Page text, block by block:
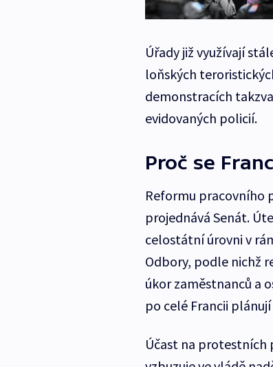
Úřady již využívají
loňských
demonstracích
evidovaných policií.
Proč se
Reformu pracovního
projednává Senát.
celostátní úrovni v
Odbory, podle nichž
úkor zaměstnanců a
po celé Francii plánují
Účast na protestních